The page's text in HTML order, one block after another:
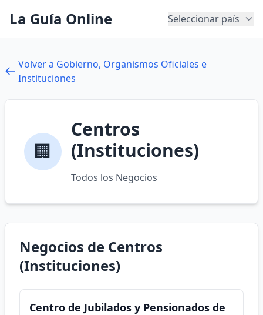
La Guía Online Seleccionar país
Volver a Gobierno, Organismos Oficiales e
Instituciones
🏢
Centros
(Instituciones)
Todos los Negocios
Negocios de Centros
(Instituciones)
Centro de Jubilados y Pensionados de